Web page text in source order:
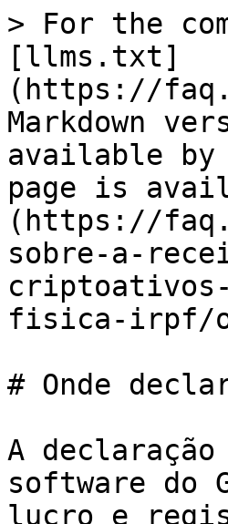
> For the
[llms.txt]
(https://
Markdown
available by
page is
(https://
sobre-a-
criptoativos-
fisica-irpf/
# Onde
A
software do
lucro e